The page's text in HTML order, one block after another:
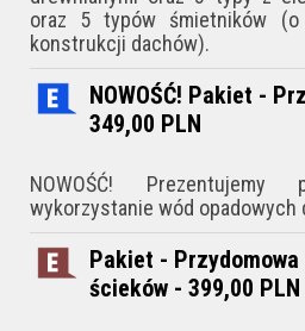
oraz 5 typów śmietników
konstrukcji dachów).
NOWOŚĆ! Pakiet -
349,00 PLN
NOWOŚĆ! Prezentujemy
wykorzystanie wód opadowych
Pakiet -
ścieków - 399,00 PLN